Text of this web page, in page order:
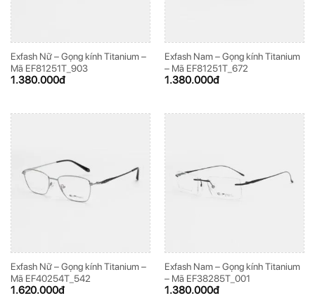
Exfash Nữ – Gọng kính Titanium –
Mã EF81251T_903
1.380.000đ
Exfash Nam – Gọng kính Titanium
– Mã EF81251T_672
1.380.000đ
Exfash Nữ – Gọng kính Titanium –
Mã EF40254T_542
1.620.000đ
Exfash Nam – Gọng kính Titanium
– Mã EF38285T_001
1.380.000đ